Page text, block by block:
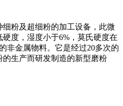
粉及超细粉的加工设备，此微
度，湿度小于6%，莫氏硬度在
非金属物料。它是经过20多次的
生产而研发制造的新型磨粉